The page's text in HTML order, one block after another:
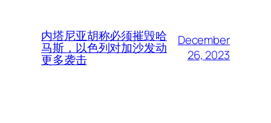
内塔尼亚胡称必须摧毁哈
马斯，以色列对加沙发动
更多袭击
December
26, 2023